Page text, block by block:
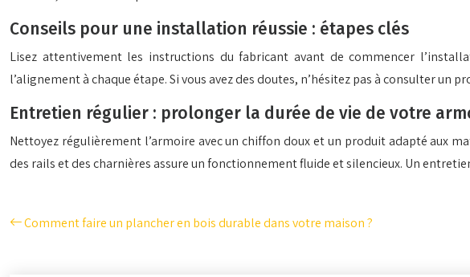
Conseils pour une installation réussie : étapes clés
Lisez attentivement les instructions du fabricant avant de commencer
l’alignement à chaque étape. Si vous avez des doutes, n’hésitez pas à consulter
Entretien régulier : prolonger la durée de vie de votre
Nettoyez régulièrement l’armoire avec un chiffon doux et un produit adapté aux
des rails et des charnières assure un fonctionnement fluide et silencieux. Un
Comment faire un plancher en bois durable dans votre maison ?